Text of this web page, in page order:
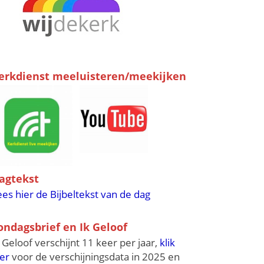
meeluisteren/meekijken
hier de Bijbeltekst van de dag
en Ik Geloof
Geloof verschijnt 11 keer per jaar, klik
voor de verschijningsdata in 2025 en